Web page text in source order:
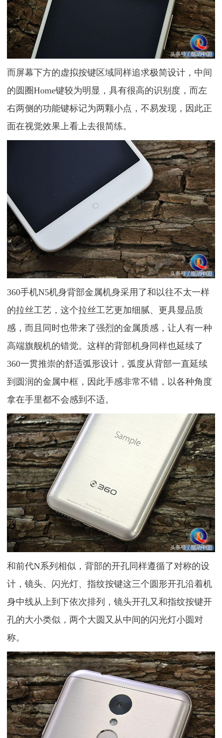
而屏幕下方的虚拟按键区域同样追求极简设计，中间
的圆圈Home键较为明显，具有很高的识别度，而左
右两侧的功能键标记为两颗小点，不易发现，因此正
面在视觉效果上看上去很简练。
360手机N5机身背部金属机身采用了和以往不太一样
的拉丝工艺，这个拉丝工艺更加细腻、更具显品质
感，而且同时也带来了强烈的金属质感，让人有一种
高端旗舰机的错觉。这样的背部机身同样也延续了
360一贯推崇的舒适弧形设计，弧度从背部一直延续
到圆润的金属中框，因此手感非常不错，以各种角度
拿在手里都不会感到不适。
和前代N系列相似，背部的开孔同样遵循了对称的设
计，镜头、闪光灯、指纹按键这三个圆形开孔沿着机
身中线从上到下依次排列，镜头开孔又和指纹按键开
孔的大小类似，两个大圆又从中间的闪光灯小圆对
称。